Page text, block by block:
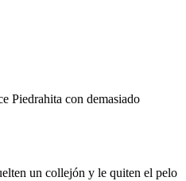
Piedrahita con demasiado
un collejón y le quiten el pelo